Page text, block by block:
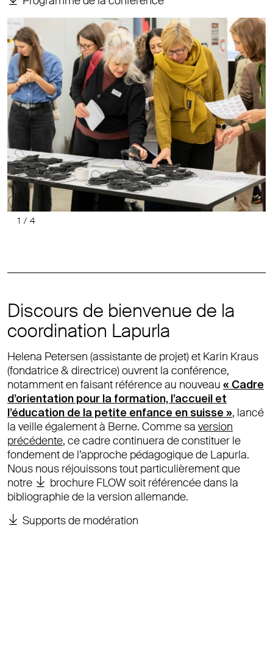
1 / 4
Discours de bienvenue de la
coordination Lapurla
Helena Petersen (assistante de projet) et Karin Kraus
(fondatrice & directrice) ouvrent la conférence,
notamment en faisant référence au nouveau « Cadre
d’orientation pour la formation, l’accueil et
l’éducation de la petite enfance en suisse », lancé
la veille également à Berne. Comme sa version
précédente, ce cadre continuera de constituer le
fondement de l’approche pédagogique de Lapurla.
Nous nous réjouissons tout particulièrement que
notre
brochure FLOWsoit référencée dans la
bibliographie de la version allemande.
Supports de modération